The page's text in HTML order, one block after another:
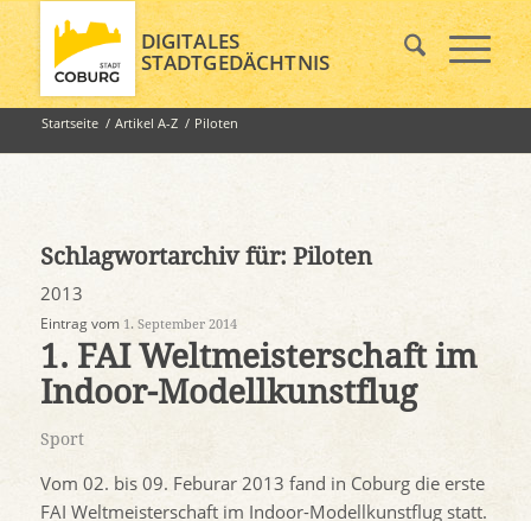
DIGITALES
STADTGEDÄCHTNIS
Startseite / Artikel A-Z / Piloten
Schlagwortarchiv für: Piloten
2013
Eintrag vom 1. September 2014
1. FAI Weltmeisterschaft im
Indoor-Modellkunstflug
Sport
Vom 02. bis 09. Feburar 2013 fand in Coburg die erste
FAI Weltmeisterschaft im Indoor-Modellkunstflug statt.